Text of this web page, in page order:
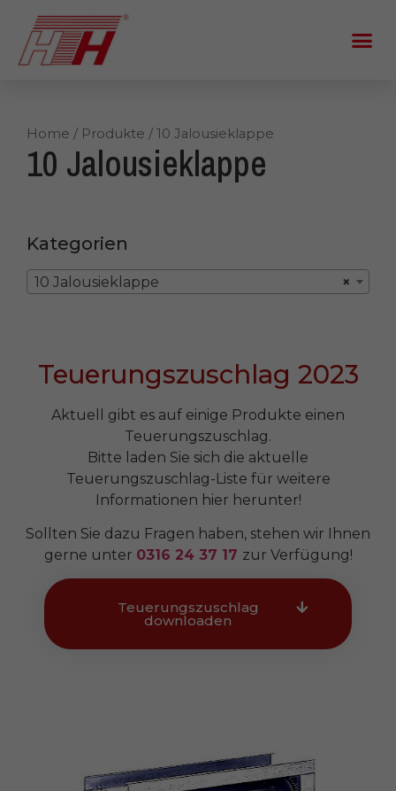
Home / Produkte / 10 Jalousieklappe
10 Jalousieklappe
Kategorien
×
10 Jalousieklappe
Teuerungszuschlag 2023
Aktuell gibt es auf einige Produkte einen
Teuerungszuschlag.
Bitte laden Sie sich die aktuelle
Teuerungszuschlag-Liste für weitere
Informationen hier herunter!
Sollten Sie dazu Fragen haben, stehen wir Ihnen
gerne unter 0316 24 37 17 zur Verfügung!
Teuerungszuschlag
downloaden